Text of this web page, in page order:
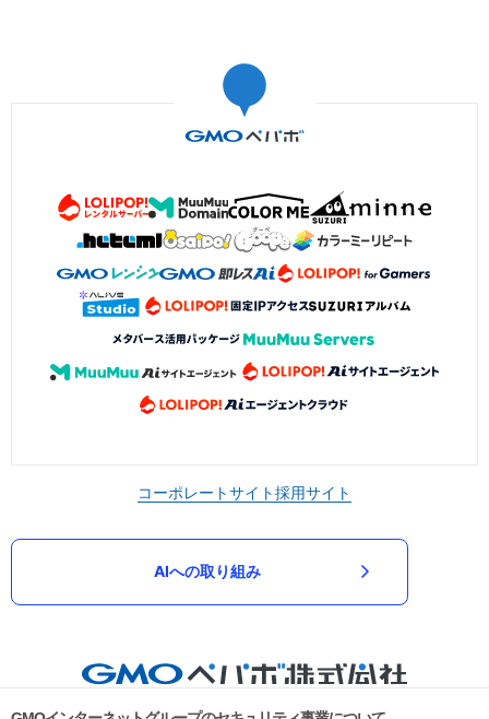
コーポレートサイト採用サイト
AIへの取り組み